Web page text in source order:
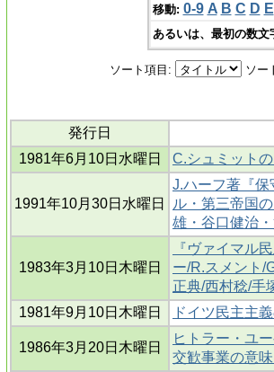
移動: 0-9 A B C D E
あるいは、最初の数
ソート項目: ソー
発行日
1981年6月10日水曜日
C.シュミット
1991年10月30日水曜日
J.ハーフ著『保
ル・第三帝国
雄・谷口健治
1983年3月10日木曜日
『ヴァイマル
ー/R.スメント/
正典/西村稔/手
1981年9月10日木曜日
ドイツ民主主
1986年3月20日木曜日
ヒトラー・ユ
交歓事業の意